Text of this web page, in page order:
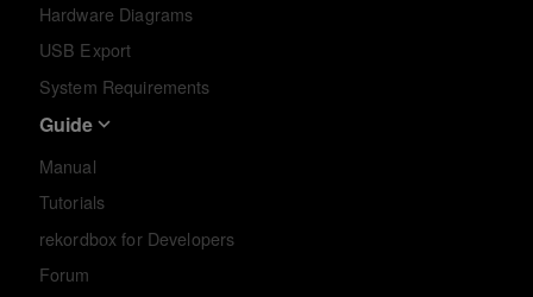
Hardware Diagrams
USB Export
System Requirements
Guide
Manual
Tutorials
rekordbox for Developers
Forum